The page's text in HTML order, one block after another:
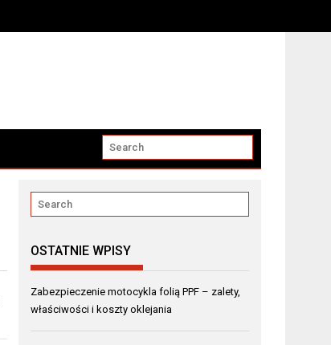
OSTATNIE WPISY
Zabezpieczenie motocykla folią PPF – zalety,
właściwości i koszty oklejania